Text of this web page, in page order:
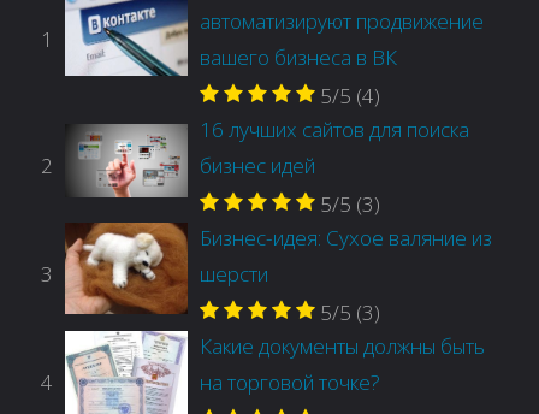
1
автоматизируют продвижение
вашего бизнеса в ВК
5/5 (4)
2
16 лучших сайтов для поиска
бизнес идей
5/5 (3)
3
Бизнес-идея: Сухое валяние из
шерсти
5/5 (3)
4
Какие документы должны быть
на торговой точке?